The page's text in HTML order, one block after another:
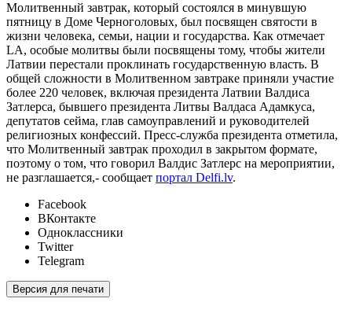
Молитвенный завтрак, который состоялся в минувшую
пятницу в Доме Черноголовых, был посвящен святости в
жизни человека, семьи, нации и государства. Как отмечает
LA, особые молитвы были посвящены тому, чтобы жители
Латвии перестали проклинать государственную власть. В
общей сложности в Молитвенном завтраке приняли участие
более 220 человек, включая президента Латвии Валдиса
Затлерса, бывшего президента Литвы Валдаса Адамкуса,
депутатов сейма, глав самоуправлений и руководителей
религиозных конфессий. Пресс-служба президента отметила,
что Молитвенный завтрак проходил в закрытом формате,
поэтому о том, что говорил Валдис Затлерс на мероприятии,
не разглашается,- сообщает портал Delfi.lv.
Facebook
ВКонтакте
Одноклассники
Twitter
Telegram
Версия для печати